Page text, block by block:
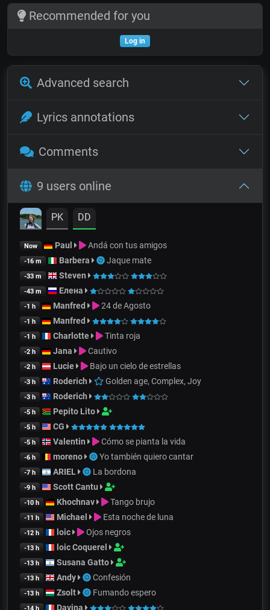
Recommended for you
Log in
Advanced search
Lyrics annotations
Comments
9 users online
PK DD
Now Paul Andá con tus amigos
-16 m Barbera Jaque mate
-33 m Steven
-43 m Елена
-1 h Manfred 24 de Agosto
-1 h Manfred
-1 h Charlotte Tinta roja
-2 h Jana Cautivo
-2 h Lucie Bajo un cielo de estrellas
-3 h Roderich Golden age, Complex, Joy
-3 h Roderich
-5 h Pepito Lito
-5 h CG
-5 h Valentin Cómo se pianta la vida
-6 h moreno Yo también quiero cantar
-7 h ARIEL La bordona
-9 h Scott Cantu
-10 h Khochnav Tango brujo
-11 h Michael Esta noche de luna
-12 h loic Ojos negros
-13 h loic Coquerel
-13 h Susana Gatto
-13 h Andy Confesión
-13 h Zsolt Fumando espero
Davina